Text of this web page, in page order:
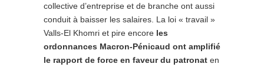
collective d’entreprise et de branche ont aussi
conduit à baisser les salaires. La loi « travail »
Valls-El Khomri et pire encore les
ordonnances Macron-Pénicaud ont amplifié
le rapport de force en faveur du patronat en